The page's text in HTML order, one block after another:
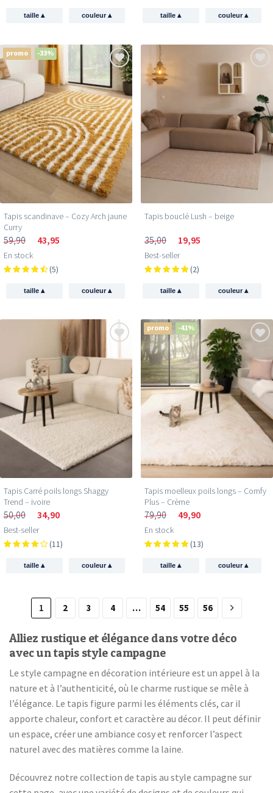
taille▴ couleur▴ taille▴ couleur▴
promo -33%
Tapis scandinave – Cozy Arch jaune
Curry
59,90 43,95
En stock
(5)
taille▴ couleur▴
Tapis bouclé Lush – beige
35,00 19,95
Best-seller
(2)
taille▴ couleur▴
Tapis Carré poils longs Shaggy
Trend – ivoire
50,00 34,90
Best-seller
(11)
taille▴ couleur▴
promo -41%
Tapis moelleux poils longs – Comfy
Plus – Crème
79,90 49,90
En stock
(13)
taille▴ couleur▴
1 2 3 4 … 54 55 56
Alliez rustique et élégance dans votre déco
avec un tapis style campagne
Le style campagne en décoration intérieure est un appel à la
nature et à l’authenticité, où le charme rustique se mêle à
l’élégance. Le tapis figure parmi les éléments clés, car il
apporte chaleur, confort et caractère au décor. Il peut définir
un espace, créer une ambiance cosy et renforcer l’aspect
naturel avec des matières comme la laine.
Découvrez notre collection de tapis au style campagne sur